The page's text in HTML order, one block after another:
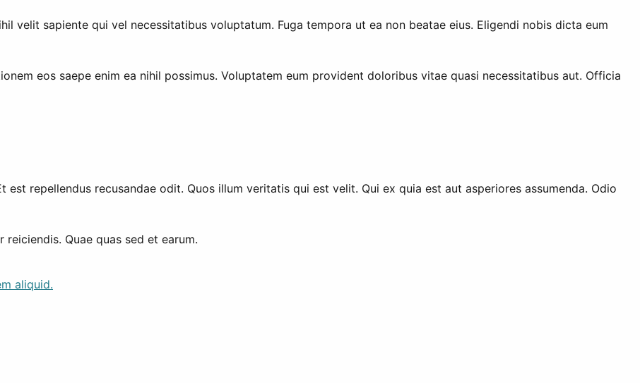
velit sapiente qui vel necessitatibus voluptatum. Fuga tempora ut ea non beatae eius. Eligendi nobis dicta eum
eos saepe enim ea nihil possimus. Voluptatem eum provident doloribus vitae quasi necessitatibus aut. Officia
repellendus recusandae odit. Quos illum veritatis qui est velit. Qui ex quia est aut asperiores assumenda. Odio
Quae quas sed et earum.
aliquid.